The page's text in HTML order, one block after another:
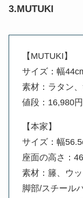
3.MUTUKI
【MUTUKI】
サイズ：幅
素材：ラタン
値段：16,980円
【本家】
サイズ：幅
座面の高さ：
素材：籐、ウ
脚部/スチール